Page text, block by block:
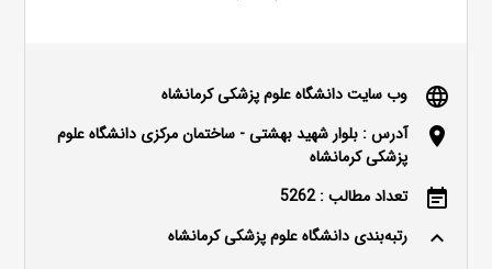
language وب سایت دانشگاه علوم پزشکی کرمانشاه
location_on
آدرس : بلوار شهید بهشتی - ساختمان مرکزی دانشگاه علوم
پزشکی کرمانشاه
event_note تعداد مطالب : 5262
keyboard_arrow_up رتبه‌بندی دانشگاه علوم پزشکی کرمانشاه